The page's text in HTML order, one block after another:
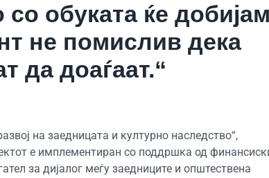
обуката ќе добијам
не помислив дека
да доаѓаат.“
на заедницата и културно наследство“,
е имплементиран со поддршка од
за дијалог меѓу заедниците и општествена